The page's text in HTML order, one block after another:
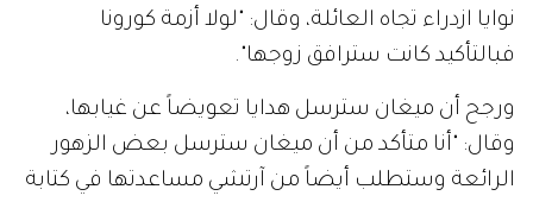
نوايا ازدراء تجاه العائلة، وقال: "لولا أزمة كورونا
فبالتأكيد كانت سترافق زوجها".
ورجح أن ميغان سترسل هدايا تعويضاً عن غيابها،
وقال: "أنا متأكد من أن ميغان سترسل بعض الزهور
الرائعة وستطلب أيضاً من آرتشي مساعدتها في كتابة